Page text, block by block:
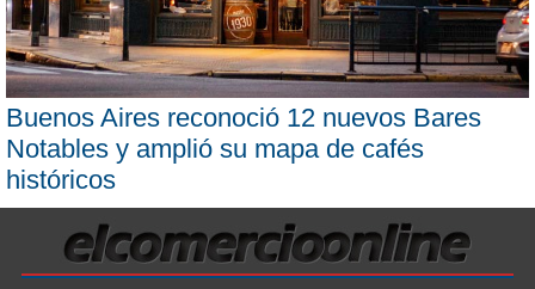
Buenos Aires reconoció 12 nuevos Bares
Notables y amplió su mapa de cafés
históricos